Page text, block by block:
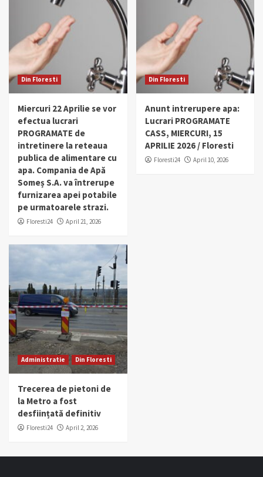
Din Floresti
Miercuri 22 Aprilie se vor
efectua lucrari
PROGRAMATE de
intretinere la reteaua
publica de alimentare cu
apa. Compania de Apă
Someș S.A. va întrerupe
furnizarea apei potabile
pe urmatoarele strazi.
Floresti24 April 21, 2026
Din Floresti
Anunt intrerupere apa:
Lucrari PROGRAMATE
CASS, MIERCURI, 15
APRILIE 2026 / Floresti
Floresti24 April 10, 2026
Administratie Din Floresti
Trecerea de pietoni de
la Metro a fost
desființată definitiv
Floresti24 April 2, 2026